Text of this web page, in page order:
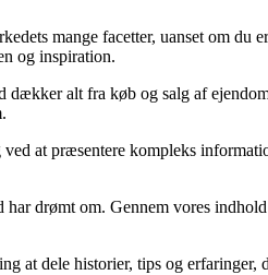
mange facetter, uanset om du
og inspiration.
alt fra køb og salg af
at præsentere kompleks
drømt om. Gennem vores
at dele historier, tips og